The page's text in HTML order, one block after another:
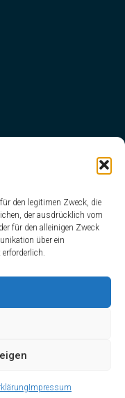
den legitimen Zweck, die
der ausdrücklich vom
für den alleinigen Zweck
über ein
Impressum